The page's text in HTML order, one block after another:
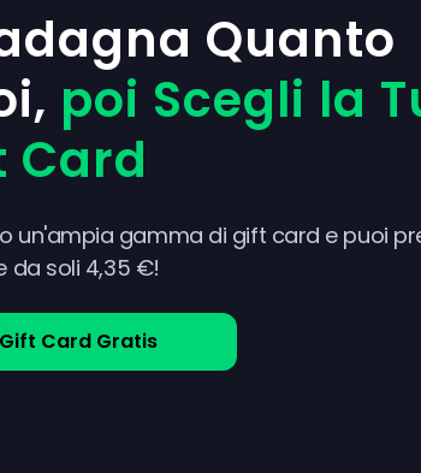
Quanto
poi Scegli la
Card
un'ampia gamma di gift card e puoi
da soli 4,35 €!
Gift Card Gratis